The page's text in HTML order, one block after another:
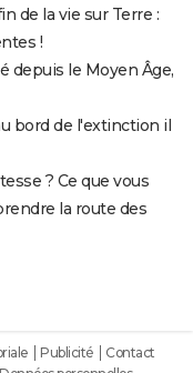
de la vie sur Terre :
!
depuis le Moyen Âge,
bord de l'extinction il
? Ce que vous
la route des
Publicité
Contact